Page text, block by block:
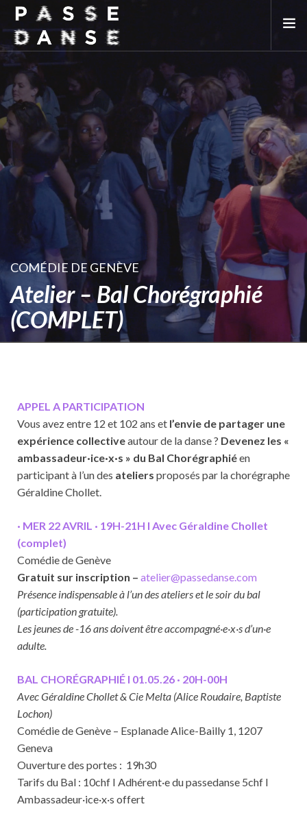
LA SAISON 25/26
MAI DE LA DANSE
LE PASSEDANSE
LES LIEUX PARTENAIRES
ADHÉREZ
COMÉDIE DE GENÈVE
Atelier – Bal Chorégraphié
(COMPLET)
APPEL A PARTICIPATION
Vous avez entre 12 et 102 ans et l’envie de partager une
expérience collectiveautour de la danse ? Devenez les «
ambassadeur·ice·x·s » du Bal Chorégraphiéen
participant à l’un des ateliers proposés par la chorégraphe
Géraldine Chollet.
· MER 22 AVRIL · 19H-21H I Avec Géraldine Chollet
(complet)
Comédie de Genève
Gratuit sur inscription – atelier@passedanse.com
Présence indispensable à l’un des ateliers et le soir du bal
(participation gratuite).
Les jeunes de -16 ans doivent être accompagné·e·x·s d’un·e
adulte.
BAL CHORÉGRAPHIÉ I 01.05.26 · 20H-00H
Avec Géraldine Chollet & Cie Melta (Alice Roudaire, Baptiste
Lochon)
Comédie de Genève – Esplanade Alice-Bailly 1, 1207
Geneva
Ouverture des portes : 19h30
Tarifs du Bal : 10chf I Adhérent·e du passedanse 5chf I
Ambassadeur·ice·x·s offert